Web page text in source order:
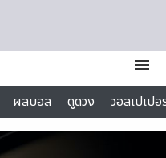
menu
ผลบอล ดูดวง
วอลเปเป